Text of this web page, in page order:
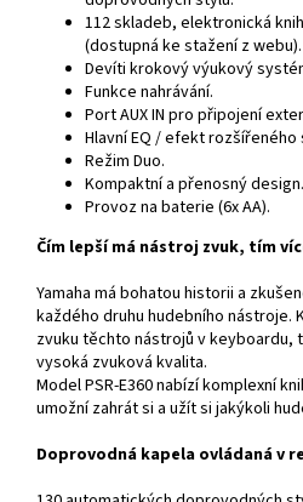
112 skladeb, elektronická
(dostupná ke stažení z webu).
Devíti krokový výukový
Funkce nahrávání.
Port AUX IN pro připojení
Hlavní EQ / efekt
Režim Duo.
Kompaktní a přenosný design.
Provoz na baterie (6x AA).
Čím lepší má nástroj zvuk, tím
Yamaha má bohatou historii a
každého druhu hudebního nástroje.
zvuku těchto nástrojů v keyboardu,
vysoká zvuková kvalita.
Model PSR-E360 nabízí komplexní
umožní zahrát si a užít si jakýkoli
Doprovodná kapela ovládaná v